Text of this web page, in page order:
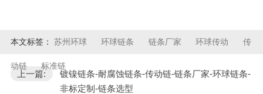
本文标签： 苏州环球 环球链条 链条厂家 环球传动 传
动链 标准链
上一篇:
镀镍链条-耐腐蚀链条-传动链-链条厂家-环球链条-
非标定制-链条选型